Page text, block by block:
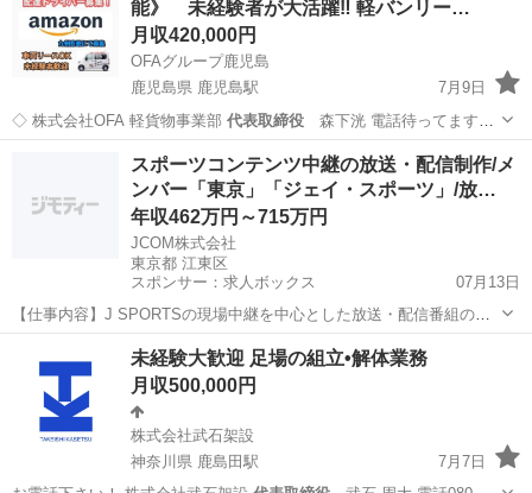
能》 未経験者が大活躍‼️ 軽バンリー…
月収420,000円
OFAグループ鹿児島
鹿児島県 鹿児島駅
7月9日
◇ 株式会社OFA 軽貨物事業部 代表取締役森下洸 電話待ってます
(^^) …
未経験
スポーツコンテンツ中継の放送・配信制作/メ
ンバー「東京」「ジェイ・スポーツ」/放…
年収462万円～715万円
JCOM株式会社
東京都 江東区
スポンサー：求人ボックス
07月13日
【仕事内容】J SPORTSの現場中継を中心とした放送・配信番組の制
作業務 仕事内容: スポーツ専門チャンネル「J SPORTS」の現場中継
を中心とした放送・配信番組の制作業務を担当いただきます。 企画か
ら制作、現場対応まで、番組...
未経験大歓迎 足場の組立•解体業務
月収500,000円
株式会社武石架設
神奈川県 鹿島田駅
7月7日